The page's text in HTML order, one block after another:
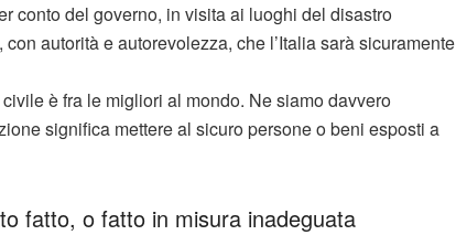
conto del governo, in visita ai luoghi del disastro
autorità e autorevolezza, che l’Italia sarà sicuramente
è fra le migliori al mondo. Ne siamo davvero
significa mettere al sicuro persone o beni esposti a
fatto, o fatto in misura inadeguata